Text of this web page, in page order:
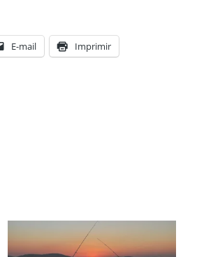
E-mail Imprimir